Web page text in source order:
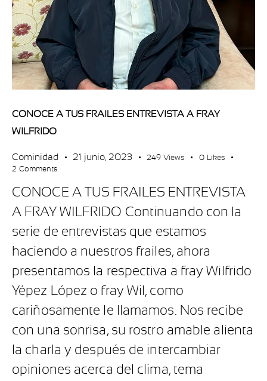
CONOCE A TUS FRAILES ENTREVISTA A FRAY
WILFRIDO
Cominidad 21 junio, 2023 249 Views 0 Likes
2 Comments
CONOCE A TUS FRAILES ENTREVISTA
A FRAY WILFRIDO Continuando con la
serie de entrevistas que estamos
haciendo a nuestros frailes, ahora
presentamos la respectiva a fray Wilfrido
Yépez López o fray Wil, como
cariñosamente le llamamos. Nos recibe
con una sonrisa, su rostro amable alienta
la charla y después de intercambiar
opiniones acerca del clima, tema